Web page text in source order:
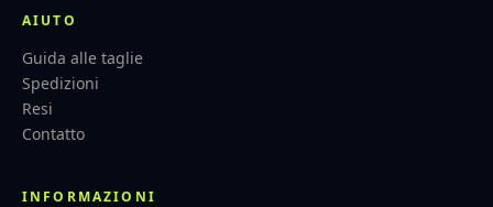
AIUTO
Guida alle taglie
Spedizioni
Resi
Contatto
INFORMAZIONI